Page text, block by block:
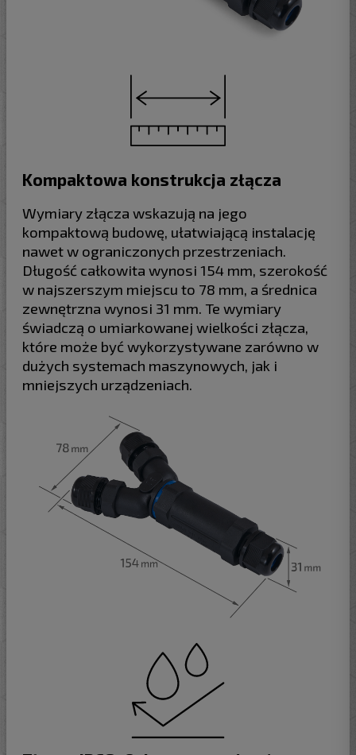
Kompaktowa konstrukcja złącza
Wymiary złącza wskazują na jego
kompaktową budowę, ułatwiającą instalację
nawet w ograniczonych przestrzeniach.
Długość całkowita wynosi 154 mm, szerokość
w najszerszym miejscu to 78 mm, a średnica
zewnętrzna wynosi 31 mm. Te wymiary
świadczą o umiarkowanej wielkości złącza,
które może być wykorzystywane zarówno w
dużych systemach maszynowych, jak i
mniejszych urządzeniach.